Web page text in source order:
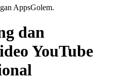
AppsGolem.
dan
YouTube